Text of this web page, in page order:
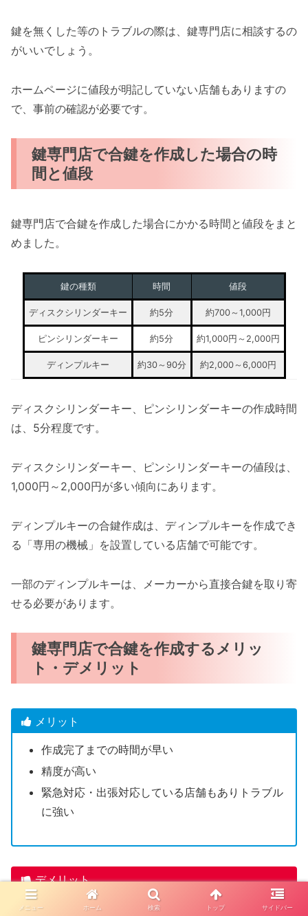
鍵を無くした等のトラブルの際は、鍵専門店に相談するの
がいいでしょう。
ホームページに値段が明記していない店舗もありますの
で、事前の確認が必要です。
鍵専門店で合鍵を作成した場合の時
間と値段
鍵専門店で合鍵を作成した場合にかかる時間と値段をまと
めました。
鍵の種類 時間 値段
ディスクシリンダーキー 約5分 約700～1,000円
ピンシリンダーキー 約5分 約1,000円～2,000円
ディンプルキー 約30～90分 約2,000～6,000円
ディスクシリンダーキー、ピンシリンダーキーの作成時間
は、5分程度です。
ディスクシリンダーキー、ピンシリンダーキーの値段は、
1,000円～2,000円が多い傾向にあります。
ディンプルキーの合鍵作成は、ディンプルキーを作成でき
る「専用の機械」を設置している店舗で可能です。
一部のディンプルキーは、メーカーから直接合鍵を取り寄
せる必要があります。
鍵専門店で合鍵を作成するメリッ
ト・デメリット
メリット
作成完了までの時間が早い
精度が高い
緊急対応・出張対応している店舗もありトラブル
に強い
デメリット
一部のディンプルキーは店舗で合鍵作成できない
メニュー ホーム 検索 トップ サイドバー